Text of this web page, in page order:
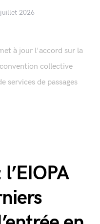
2026
à jour l'accord sur la
collective
services de passages